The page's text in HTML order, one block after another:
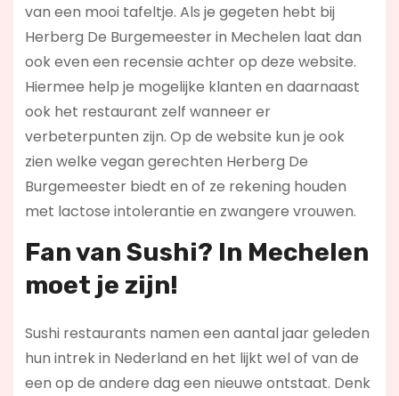
van een mooi tafeltje. Als je gegeten hebt bij
Herberg De Burgemeester in Mechelen laat dan
ook even een recensie achter op deze website.
Hiermee help je mogelijke klanten en daarnaast
ook het restaurant zelf wanneer er
verbeterpunten zijn. Op de website kun je ook
zien welke vegan gerechten Herberg De
Burgemeester biedt en of ze rekening houden
met lactose intolerantie en zwangere vrouwen.
Fan van Sushi? In Mechelen
moet je zijn!
Sushi restaurants namen een aantal jaar geleden
hun intrek in Nederland en het lijkt wel of van de
een op de andere dag een nieuwe ontstaat. Denk